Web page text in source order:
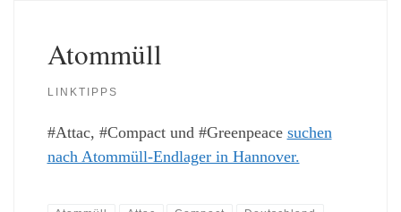
Atommüll
LINKTIPPS
#Attac, #Compact und #Greenpeace suchen
nach Atommüll-Endlager in Hannover.